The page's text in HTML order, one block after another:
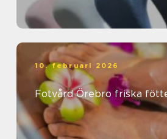
10. februari 2026
Fotvård Örebro